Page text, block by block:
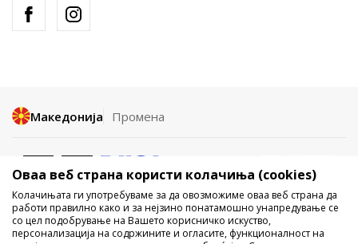
Македонија Промена
Не е дозволено превземање или користење на содржината од
Оваа веб страна користи колачиња (cookies)
Колачињата ги употребуваме за да овозможиме оваа веб страна да
работи правилно како и за нејзино понатамошно унапредување се
со цел подобрување на Вашето корисничко искуство,
персонализација на содржините и огласите, функционалност на